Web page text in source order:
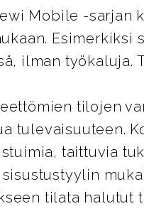
Mobile -sarjan
Esimerkiksi
ilman
tilojen
tulevaisuuteen.
taittuvia
tilata halutut